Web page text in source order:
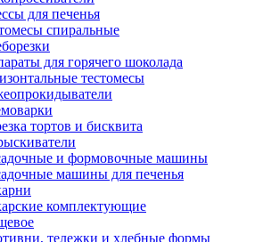
для печенья
спиральные
для горячего шоколада
тестомесы
тортов и бисквита
и формовочные машины
машины для печенья
комплектующие
тележки и хлебные формы